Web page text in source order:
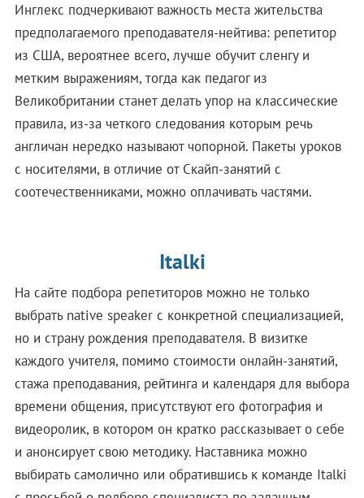
Инглекс подчеркивают важность места жительства
предполагаемого преподавателя-нейтива: репетитор
из США, вероятнее всего, лучше обучит сленгу и
метким выражениям, тогда как педагог из
Великобритании станет делать упор на классические
правила, из-за четкого следования которым речь
англичан нередко называют чопорной. Пакеты уроков
с носителями, в отличие от Скайп-занятий с
соотечественниками, можно оплачивать частями.
Italki
На сайте подбора репетиторов можно не только
выбрать native speaker с конкретной специализацией,
но и страну рождения преподавателя. В визитке
каждого учителя, помимо стоимости онлайн-занятий,
стажа преподавания, рейтинга и календаря для выбора
времени общения, присутствуют его фотография и
видеоролик, в котором он кратко рассказывает о себе
и анонсирует свою методику. Наставника можно
выбирать самолично или обратившись к команде Italki